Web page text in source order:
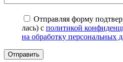
Отправляя форму
лась) с политикой
на обработку персональных